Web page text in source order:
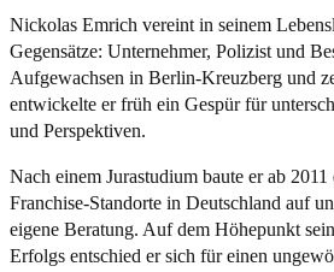
Nickolas Emrich vereint in seinem
Gegensätze: Unternehmer, Polizist und
Aufgewachsen in Berlin-Kreuzberg und
entwickelte er früh ein Gespür für
und Perspektiven.
Nach einem Jurastudium baute er ab
Franchise-Standorte in Deutschland auf
eigene Beratung. Auf dem Höhepunkt
Erfolgs entschied er sich für einen